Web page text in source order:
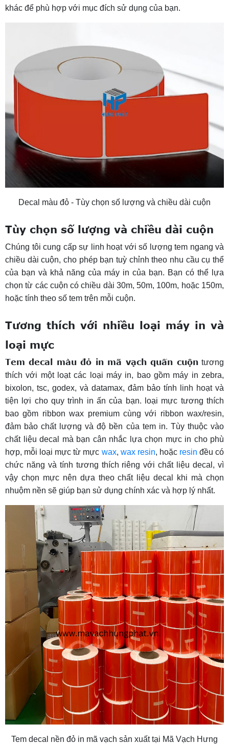
khác để phù hợp với mục đích sử dụng của bạn.
Decal màu đỏ - Tùy chọn số lượng và chiều dài cuộn
Tùy chọn số lượng và chiều dài cuộn
Chúng tôi cung cấp sự linh hoạt với số lượng tem ngang và
chiều dài cuộn, cho phép bạn tuỳ chỉnh theo nhu cầu cụ thể
của bạn và khả năng của máy in của bạn. Bạn có thể lựa
chọn từ các cuộn có chiều dài 30m, 50m, 100m, hoặc 150m,
hoặc tính theo số tem trên mỗi cuộn.
Tương thích với nhiều loại máy in và
loại mực
Tem decal màu đỏ in mã vạch quấn cuộntương
thích với một loạt các loại máy in, bao gồm máy in zebra,
bixolon, tsc, godex, và datamax, đảm bảo tính linh hoạt và
tiện lợi cho quy trình in ấn của bạn. loại mực tương thích
bao gồm ribbon wax premium cùng với ribbon wax/resin,
đảm bảo chất lượng và độ bền của tem in. Tùy thuộc vào
chất liệu decal mà bạn cân nhắc lựa chọn mực in cho phù
hợp, mỗi loại mực từ mực wax, wax resin, hoặc resin đều có
chức năng và tính tương thích riêng với chất liệu decal, vì
vậy chọn mực nên dựa theo chất liệu decal khi mà chọn
nhuộm nền sẽ giúp bạn sử dụng chính xác và hợp lý nhất.
Tem decal nền đỏ in mã vạch sản xuất tại Mã Vạch Hưng